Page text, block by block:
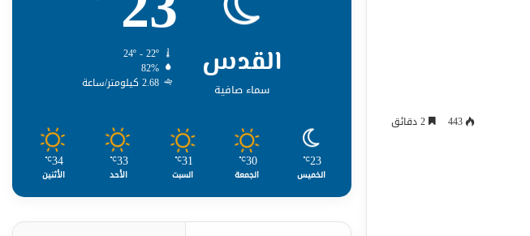
443
القدس
سماء صافية
24º - 22º
82%
2.68 كيلومتر/ساعة
23
℃
الخميس
30
℃
الجمعة
31
℃
السبت
33
℃
الأحد
34
℃
الأثنين